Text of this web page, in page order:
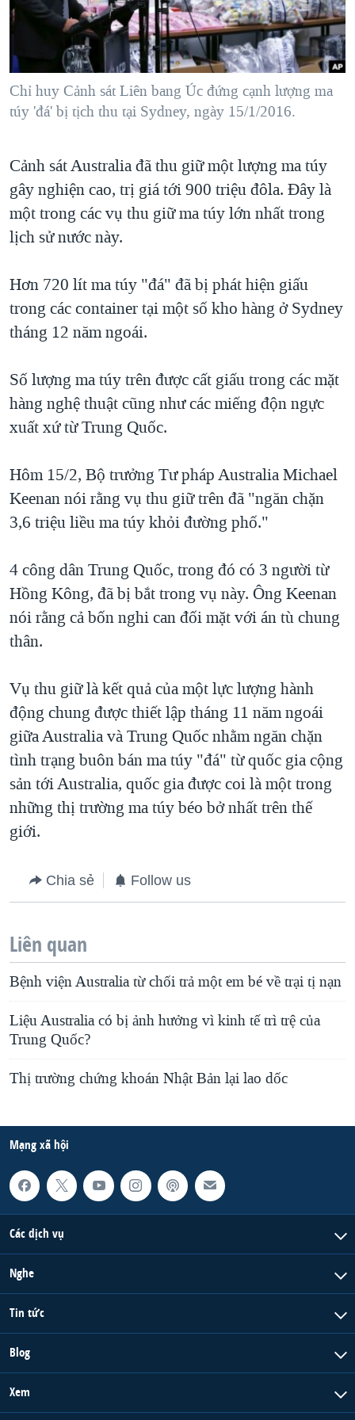
"Tìm"NGƯỜI VIỆT HẢI NGOẠI
ĐỜI SỐNG
KINH TẾ
KHOA HỌC
VĂN HOÁ
THỂ THAO
GIÁO DỤC
TẠI
HÀNH TRÌNH BẦU CỬ 2024
MỘT NĂM CHIẾN TRANH TẠI DẢI GAZA
GIẢI MÃ VÀNH ĐAI & CON ĐƯỜNG
NGÀY TỊ NẠN THẾ GIỚI
GROUND ZERO – XƯA VÀ NAY
CÁC GIÁ TRỊ CỘNG HÒA Ở VIỆT NAM
TRỊNH VĨNH BÌNH VS. CHÍNH PHỦ VIỆT NAM
NGƯ DÂN VIỆT VÀ LÀN SÓNG TRỘM HẢI SÂM
QUAN HỆ VIỆT MỸ
VIDEO
MẠNG XÃ HỘI
Ngôn ngữ khác
Chỉ huy Cảnh sát Liên bang Úc đứng cạnh lượng ma
túy 'đá' bị tịch thu tại Sydney, ngày 15/1/2016.
Cảnh sát Australia đã thu giữ một lượng ma túy
gây nghiện cao, trị giá tới 900 triệu đôla. Đây là
một trong các vụ thu giữ ma túy lớn nhất trong
lịch sử nước này.
Hơn 720 lít ma túy "đá" đã bị phát hiện giấu
trong các container tại một số kho hàng ở Sydney
tháng 12 năm ngoái.
Số lượng ma túy trên được cất giấu trong các mặt
hàng nghệ thuật cũng như các miếng độn ngực
xuất xứ từ Trung Quốc.
Hôm 15/2, Bộ trưởng Tư pháp Australia Michael
Keenan nói rằng vụ thu giữ trên đã "ngăn chặn
3,6 triệu liều ma túy khỏi đường phố."
4 công dân Trung Quốc, trong đó có 3 người từ
Hồng Kông, đã bị bắt trong vụ này. Ông Keenan
nói rằng cả bốn nghi can đối mặt với án tù chung
thân.
Vụ thu giữ là kết quả của một lực lượng hành
động chung được thiết lập tháng 11 năm ngoái
giữa Australia và Trung Quốc nhằm ngăn chặn
tình trạng buôn bán ma túy "đá" từ quốc gia cộng
sản tới Australia, quốc gia được coi là một trong
những thị trường ma túy béo bở nhất trên thế
giới.
Chia sẻ Follow us
Liên quan
Bệnh viện Australia từ chối trả một em bé về trại tị nạn
Liệu Australia có bị ảnh hưởng vì kinh tế trì trệ của
Trung Quốc?
Thị trường chứng khoán Nhật Bản lại lao dốc
Mạng xã hội
Các dịch vụ
Nghe
Tin tức
Blog
Xem